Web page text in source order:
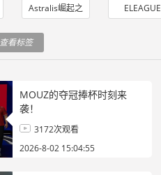
Astralis崛起之
ELEAGUE
查看标签
MOUZ的夺冠捧杯时刻来
袭！
3172次观看
2026-8-02 15:04:55